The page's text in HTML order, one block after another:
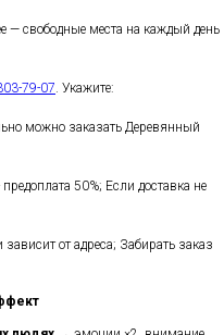
— свободные места на каждый день
79-07. Укажите:
можно заказать Деревянный
50%; Если доставка не
зависит от адреса; Забирать заказ